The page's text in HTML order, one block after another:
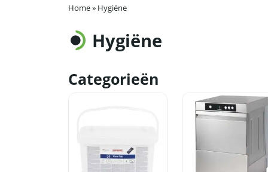
Home» Hygiëne
Hygiëne
Categorieën